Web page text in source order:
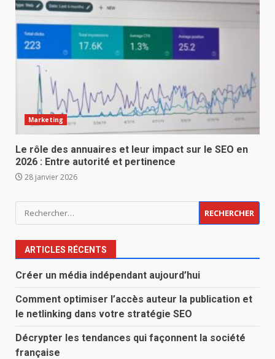
Marketing
Le rôle des annuaires et leur impact sur le SEO en
2026 : Entre autorité et pertinence
28 janvier 2026
Rechercher :
ARTICLES RÉCENTS
Créer un média indépendant aujourd’hui
Comment optimiser l’accès auteur la publication et
le netlinking dans votre stratégie SEO
Décrypter les tendances qui façonnent la société
française